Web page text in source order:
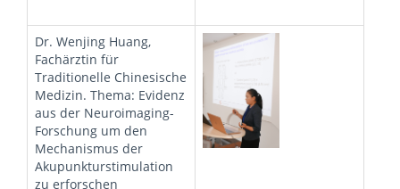
Dr. Wenjing Huang,
Fachärztin für
Traditionelle Chinesische
Medizin. Thema: Evidenz
aus der Neuroimaging-
Forschung um den
Mechanismus der
Akupunkturstimulation
zu erforschen